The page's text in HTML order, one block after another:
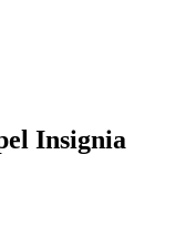
Insignia